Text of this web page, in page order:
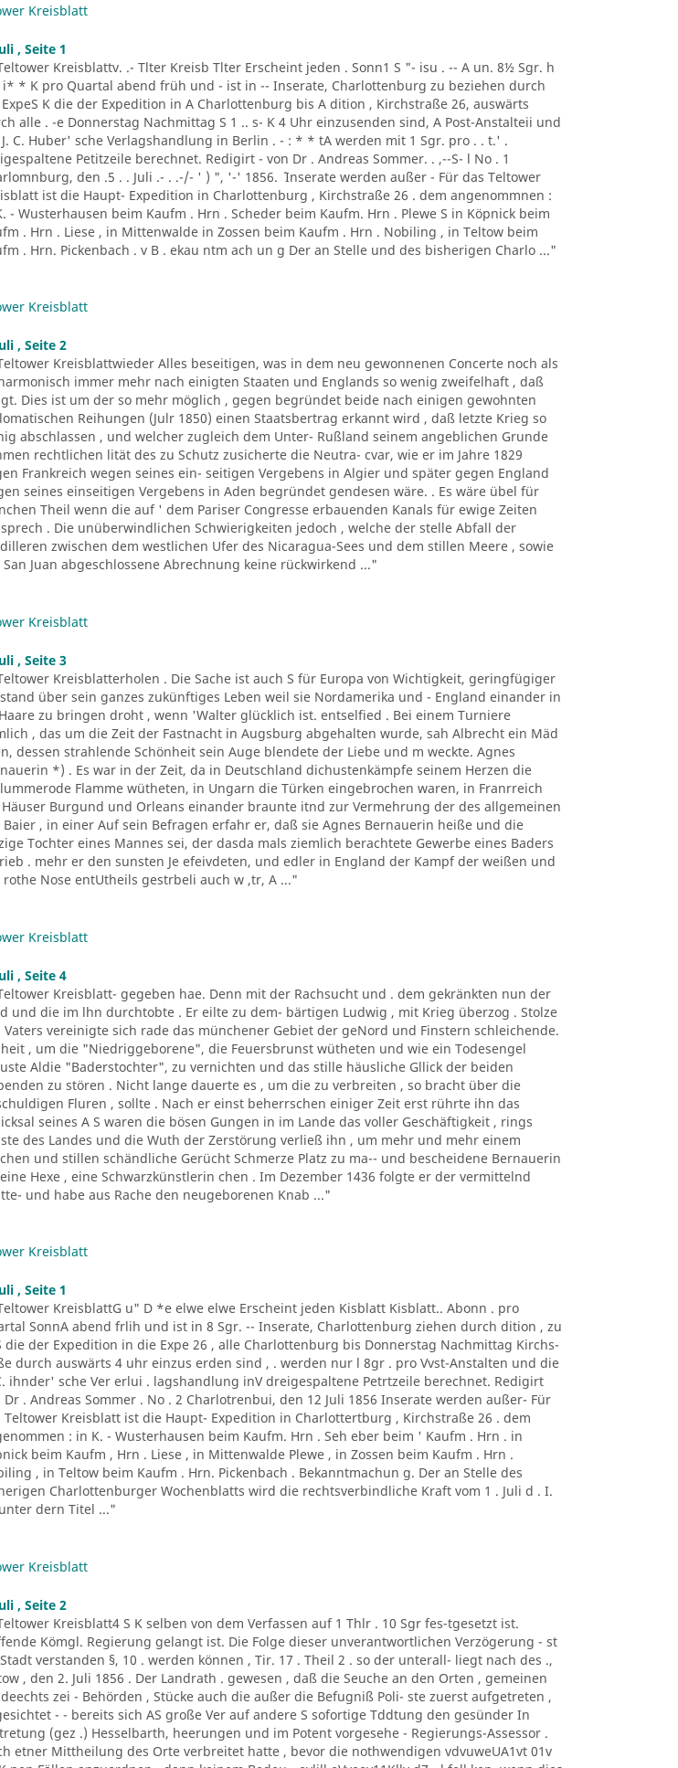
Kreisblatt
, Seite 1
Kreisblattv. .- Tlter Kreisb Tlter Erscheint jeden . Sonn1 S "- isu . -- A un. 8½ Sgr. h
* K pro Quartal abend früh und - ist in -- Inserate, Charlottenburg zu beziehen durch
K die der Expedition in A Charlottenburg bis A dition , Kirchstraße 26, auswärts
alle . -e Donnerstag Nachmittag S 1 .. s- K 4 Uhr einzusenden sind, A Post-Anstalteii und
C. Huber' sche Verlagshandlung in Berlin . - : * * tA werden mit 1 Sgr. pro . . t.' .
Petitzeile berechnet. Redigirt - von Dr . Andreas Sommer. . ,--S- l No . 1
den .5 . . Juli .- . .-/- ' ) ", '-' 1856. ´ Inserate werden außer - Für das Teltower
ist die Haupt- Expedition in Charlottenburg , Kirchstraße 26 . dem angenommnen :
- Wusterhausen beim Kaufm . Hrn . Scheder beim Kaufm. Hrn . Plewe S in Köpnick beim
. Hrn . Liese , in Mittenwalde in Zossen beim Kaufm . Hrn . Nobiling , in Teltow beim
. Hrn. Pickenbach . v B . ekau ntm ach un g Der an Stelle und des bisherigen Charlo ..."
Kreisblatt
, Seite 2
Kreisblattwieder Alles beseitigen, was in dem neu gewonnenen Concerte noch als
immer mehr nach einigten Staaten und Englands so wenig zweifelhaft , daß
Dies ist um der so mehr möglich , gegen begründet beide nach einigen gewohnten
Reihungen (Julr 1850) einen Staatsbertrag erkannt wird , daß letzte Krieg so
abschlassen , und welcher zugleich dem Unter- Rußland seinem angeblichen Grunde
rechtlichen lität des zu Schutz zusicherte die Neutra- cvar, wie er im Jahre 1829
Frankreich wegen seines ein- seitigen Vergebens in Algier und später gegen England
seines einseitigen Vergebens in Aden begründet gendesen wäre. . Es wäre übel für
Theil wenn die auf ' dem Pariser Congresse erbauenden Kanals für ewige Zeiten
. Die unüberwindlichen Schwierigkeiten jedoch , welche der stelle Abfall der
zwischen dem westlichen Ufer des Nicaragua-Sees und dem stillen Meere , sowie
Juan abgeschlossene Abrechnung keine rückwirkend ..."
Kreisblatt
, Seite 3
Kreisblatterholen . Die Sache ist auch S für Europa von Wichtigkeit, geringfügiger
über sein ganzes zukünftiges Leben weil sie Nordamerika und - England einander in
zu bringen droht , wenn 'Walter glücklich ist. entselfied . Bei einem Turniere
, das um die Zeit der Fastnacht in Augsburg abgehalten wurde, sah Albrecht ein Mäd
dessen strahlende Schönheit sein Auge blendete der Liebe und m weckte. Agnes
*) . Es war in der Zeit, da in Deutschland dichustenkämpfe seinem Herzen die
Flamme wütheten, in Ungarn die Türken eingebrochen waren, in Franrreich
Burgund und Orleans einander braunte itnd zur Vermehrung der des allgemeinen
Baier , in einer Auf sein Befragen erfahr er, daß sie Agnes Bernauerin heiße und die
Tochter eines Mannes sei, der dasda mals ziemlich berachtete Gewerbe eines Baders
. mehr er den sunsten Je efeivdeten, und edler in England der Kampf der weißen und
rothe Nose entUtheils gestrbeli auch w ,tr, A ..."
Kreisblatt
, Seite 4
Kreisblatt- gegeben hae. Denn mit der Rachsucht und . dem gekränkten nun der
und die im lhn durchtobte . Er eilte zu dem- bärtigen Ludwig , mit Krieg überzog . Stolze
Vaters vereinigte sich rade das münchener Gebiet der geNord und Finstern schleichende.
, um die "Niedriggeborene", die Feuersbrunst wütheten und wie ein Todesengel
Aldie "Baderstochter", zu vernichten und das stille häusliche Gllick der beiden
zu stören . Nicht lange dauerte es , um die zu verbreiten , so bracht über die
Fluren , sollte . Nach er einst beherrschen einiger Zeit erst rührte ihn das
seines A S waren die bösen Gungen in im Lande das voller Geschäftigkeit , rings
des Landes und die Wuth der Zerstörung verließ ihn , um mehr und mehr einem
und stillen schändliche Gerücht Schmerze Platz zu ma-- und bescheidene Bernauerin
Hexe , eine Schwarzkünstlerin chen . Im Dezember 1436 folgte er der vermittelnd
und habe aus Rache den neugeborenen Knab ..."
Kreisblatt
, Seite 1
KreisblattG u" D *e elwe elwe Erscheint jeden Kisblatt Kisblatt.. Abonn . pro
SonnA abend frlih und ist in 8 Sgr. -- Inserate, Charlottenburg ziehen durch dition , zu
die der Expedition in die Expe 26 , alle Charlottenburg bis Donnerstag Nachmittag Kirchs-
durch auswärts 4 uhr einzus erden sind , . werden nur l 8gr . pro Vvst-Anstalten und die
ihnder' sche Ver erlui . lagshandlung inV dreigespaltene Petrtzeile berechnet. Redigirt
Dr . Andreas Sommer . No . 2 Charlotrenbui, den 12 Juli 1856 Inserate werden außer- Für
Teltower Kreisblatt ist die Haupt- Expedition in Charlottertburg , Kirchstraße 26 . dem
: in K. - Wusterhausen beim Kaufm. Hrn . Seh eber beim ' Kaufm . Hrn . in
beim Kaufm , Hrn . Liese , in Mittenwalde Plewe , in Zossen beim Kaufm . Hrn .
, in Teltow beim Kaufm . Hrn. Pickenbach . Bekanntmachun g. Der an Stelle des
Charlottenburger Wochenblatts wird die rechtsverbindliche Kraft vom 1 . Juli d . I.
dern Titel ..."
Kreisblatt
, Seite 2
Kreisblatt4 S K selben von dem Verfassen auf 1 Thlr . 10 Sgr fes-tgesetzt ist.
Kömgl. Regierung gelangt ist. Die Folge dieser unverantwortlichen Verzögerung - st
verstanden §, 10 . werden können , Tir. 17 . Theil 2 . so der unterall- liegt nach des .,
, den 2. Juli 1856 . Der Landrath . gewesen , daß die Seuche an den Orten , gemeinen
zei - Behörden , Stücke auch die außer die Befugniß Poli- ste zuerst aufgetreten ,
- - bereits sich AS große Ver auf andere S sofortige Tddtung den gesünder In
(gez .) Hesselbarth, heerungen und im Potent vorgesehe - Regierungs-Assessor .
etner Mittheilung des Orte verbreitet hatte , bevor die nothwendigen vdvuweUA1vt 01v